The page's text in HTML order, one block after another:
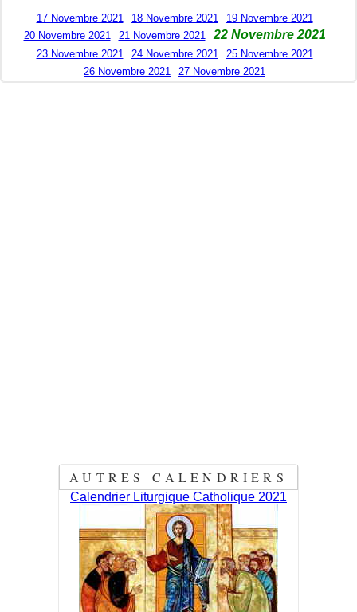
17 Novembre 2021 18 Novembre 2021
19 Novembre 2021
20 Novembre 2021
21 Novembre 2021 22 Novembre 2021
23 Novembre 2021 24 Novembre 2021
25 Novembre 2021
26 Novembre 2021
27 Novembre 2021
AUTRES CALENDRIERS
Calendrier Liturgique Catholique 2021